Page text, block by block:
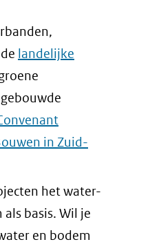
landelijke
in Zuid-
het water-
basis. Wil je
en bodem